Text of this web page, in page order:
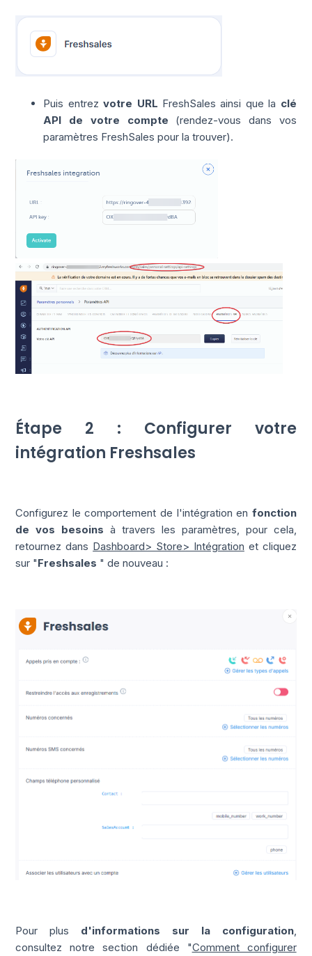
Puis entrezvotre URL FreshSales ainsi que la clé
API de votre compte (rendez-vous dans vos
paramètres FreshSales pour la trouver).
Étape 2 : Configurer votre
intégration Freshsales
Configurez le comportement de l'intégration en fonction
de vos besoins à travers les paramètres, pour cela,
retournez dans Dashboard> Store> Intégration et cliquez
sur "Freshsales " de nouveau :
Pour plus d'informations sur la configuration,
consultez notre section dédiée "Comment configurer